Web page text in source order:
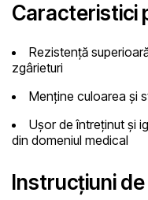
Caracteristici
Rezistență
zgârieturi
Menține culoarea și
Ușor de întreținut și
din domeniul medical
Instrucțiuni